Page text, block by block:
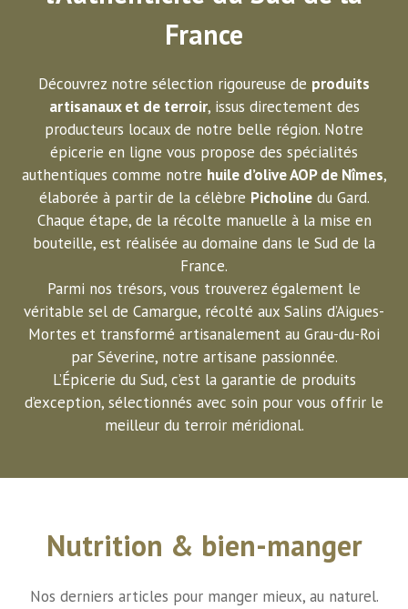
France
Découvrez notre sélection rigoureuse de produits
artisanaux et de terroir, issus directement des
producteurs locaux de notre belle région. Notre
épicerie en ligne vous propose des spécialités
authentiques comme notre huile d’olive AOP de Nîmes,
élaborée à partir de la célèbre Picholinedu Gard.
Chaque étape, de la récolte manuelle à la mise en
bouteille, est réalisée au domaine dans le Sud de la
France.
Parmi nos trésors, vous trouverez également le
véritable sel de Camargue, récolté aux Salins d’Aigues-
Mortes et transformé artisanalement au Grau-du-Roi
par Séverine, notre artisane passionnée.
L’Épicerie du Sud, c’est la garantie de produits
d’exception, sélectionnés avec soin pour vous offrir le
meilleur du terroir méridional.
Nutrition & bien-manger
Nos derniers articles pour manger mieux, au naturel.